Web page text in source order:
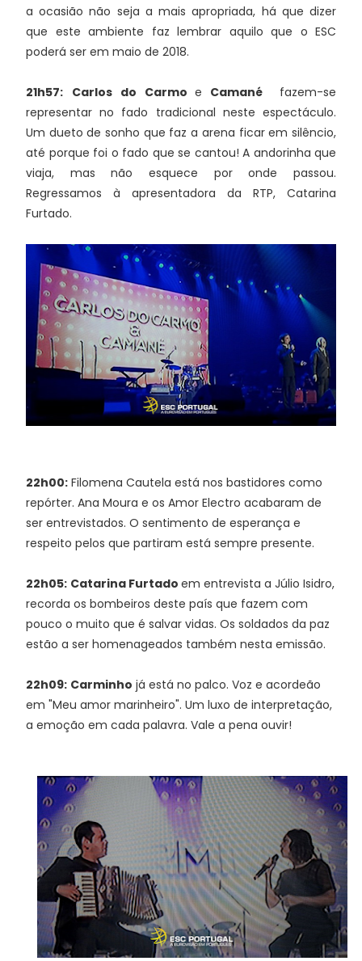
a ocasião não seja a mais apropriada, há que dizer
que este ambiente faz lembrar aquilo que o ESC
poderá ser em maio de 2018.
21h57: Carlos do Carmoe Camané
fazem-se
representar no fado tradicional neste espectáculo.
Um dueto de sonho que faz a arena ficar em silêncio,
até porque foi o fado que se cantou! A andorinha que
viaja, mas não esquece por onde passou.
Regressamos à apresentadora da RTP, Catarina
Furtado.
22h00: Filomena Cautela está nos bastidores como
repórter. Ana Moura e os Amor Electro acabaram de
ser entrevistados. O sentimento de esperança e
respeito pelos que partiram está sempre presente.
22h05: Catarina Furtado em entrevista a Júlio Isidro,
recorda os bombeiros deste país que fazem com
pouco o muito que é salvar vidas. Os soldados da paz
estão a ser homenageados também nesta emissão.
22h09: Carminho já está no palco. Voz e acordeão
em "Meu amor marinheiro". Um luxo de interpretação,
a emoção em cada palavra. Vale a pena ouvir!